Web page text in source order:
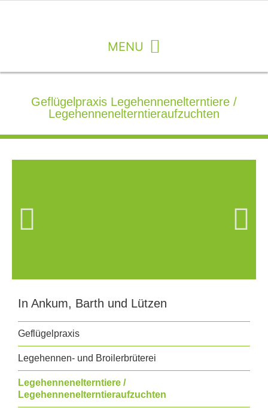
Geflügelpraxis Legehennenelterntiere /
Legehennenelterntieraufzuchten
In Ankum, Barth und Lützen
Geflügelpraxis
Legehennen- und Broilerbrüterei
Legehennenelterntiere /
Legehennenelterntieraufzuchten